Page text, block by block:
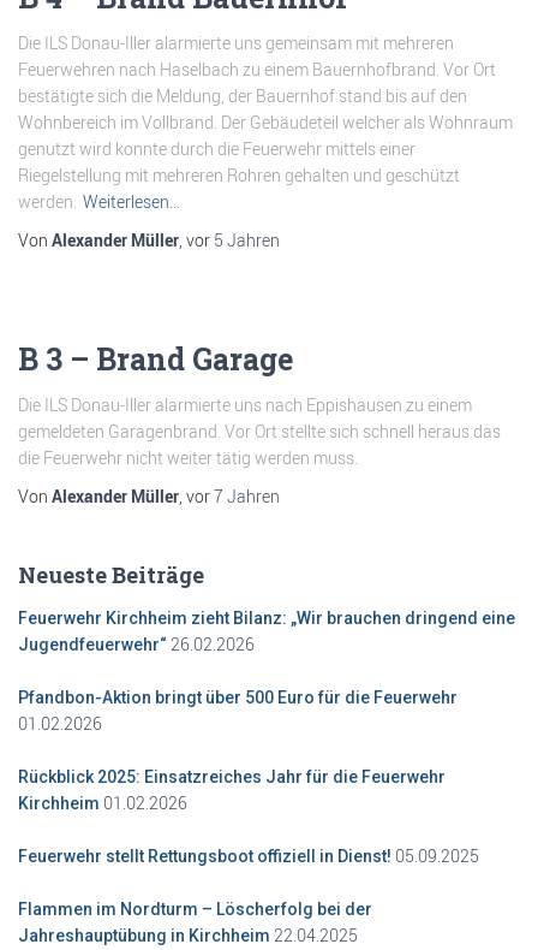
Die ILS Donau-Iller alarmierte uns gemeinsam mit mehreren
Feuerwehren nach Haselbach zu einem Bauernhofbrand. Vor Ort
bestätigte sich die Meldung, der Bauernhof stand bis auf den
Wohnbereich im Vollbrand. Der Gebäudeteil welcher als Wohnraum
genutzt wird konnte durch die Feuerwehr mittels einer
Riegelstellung mit mehreren Rohren gehalten und geschützt
werden. Weiterlesen…
Von Alexander Müller , vor 5 Jahren
B 3 – Brand Garage
Die ILS Donau-Iller alarmierte uns nach Eppishausen zu einem
gemeldeten Garagenbrand. Vor Ort stellte sich schnell heraus das
die Feuerwehr nicht weiter tätig werden muss.
Von Alexander Müller , vor7 Jahren
Neueste Beiträge
Feuerwehr Kirchheim zieht Bilanz: „Wir brauchen dringend eine
Jugendfeuerwehr“ 26.02.2026
Pfandbon-Aktion bringt über 500 Euro für die Feuerwehr
01.02.2026
Rückblick 2025: Einsatzreiches Jahr für die Feuerwehr
Kirchheim 01.02.2026
Feuerwehr stellt Rettungsboot offiziell in Dienst! 05.09.2025
Flammen im Nordturm – Löscherfolg bei der
Jahreshauptübung in Kirchheim 22.04.2025